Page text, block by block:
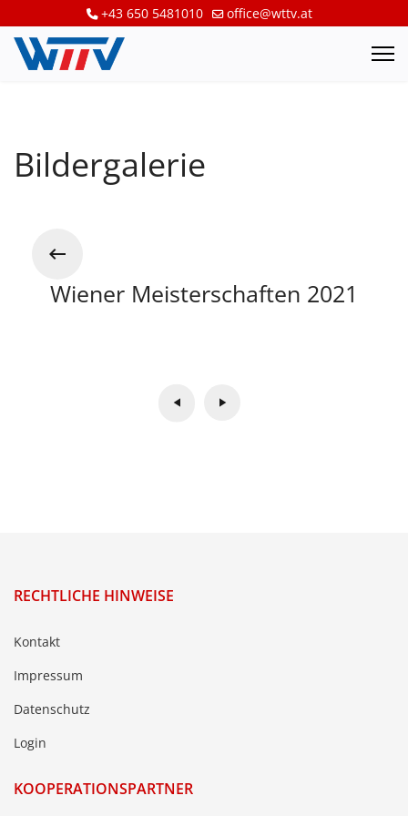
+43 650 5481010 office@wttv.at
Bildergalerie
Wiener Meisterschaften 2021
RECHTLICHE HINWEISE
Kontakt
Impressum
Datenschutz
Login
KOOPERATIONSPARTNER